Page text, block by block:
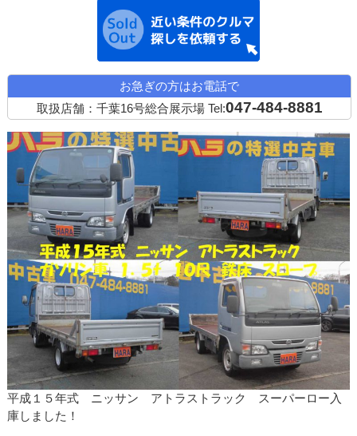
お急ぎの方はお電話で
取扱店舗：千葉16号総合展示場 Tel:047-484-8881
平成１５年式 ニッサン アトラストラック スーパーロー入
庫しました！